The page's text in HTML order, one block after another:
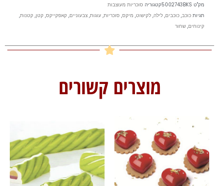
מק"ט 5002743BKSקטגוריה סוכריות מעוצבות
תגיות כוכב, כוכבים, לילה, לקישוט, מיקס, סוכריות, עוגות, צבעוניים, קאפקייקס, קטן, קטנות,
קינוחים, שחור
מוצרים קשורים